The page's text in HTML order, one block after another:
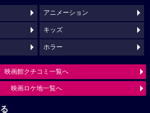
アニメーション
キッズ
ホラー
映画館クチコミ一覧へ
映画ロケ地一覧へ